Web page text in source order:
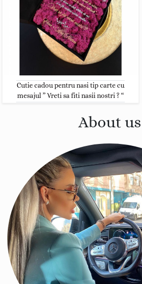
Cutie cadou pentru nasi tip carte cu
mesajul ” Vreti sa fiti nasii nostri ? “
About us